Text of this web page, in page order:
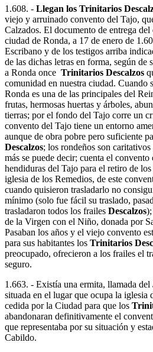
1.608. - Llegan los Trinitarios
viejo y arruinado convento del Tajo,
Calzados. El documento de entrega
ciudad de Ronda, a 17 de enero de
Escribano y de los testigos arriba
de las dichas letras en forma, según de
a Ronda once Trinitarios Descalzos
comunidad en nuestra ciudad. Cuando
Ronda es una de las principales del
frutas, hermosas huertas y árboles,
tierras; por el fondo del Tajo corre un
convento del Tajo tiene un entorno
aunque de obra pobre pero suficiente
Descalzos; los rondeños son
más se puede decir; cuenta el convento
hendiduras del Tajo para el retiro de
iglesia de los Remedios, de este
cuando quisieron trasladarlo no
mínimo (solo fue fácil su traslado,
trasladaron todos los frailes Descalzos
de la Virgen con el Niño, donada por
Pasaban los años y el viejo convento
para sus habitantes los Trinitarios
preocupado, ofrecieron a los frailes el
seguro.
1.663. - Existía una ermita, llamada del
situada en el lugar que ocupa la iglesia
cedida por la Ciudad para que los
abandonaran definitivamente el
que representaba por su situación y
Cabildo.